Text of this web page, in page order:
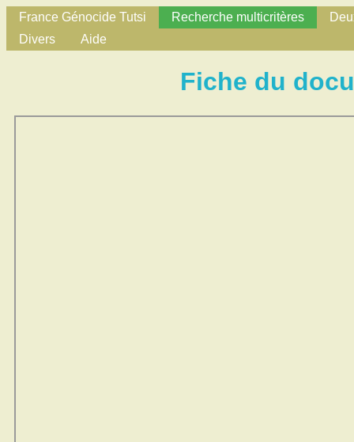
France Génocide Tutsi Recherche multicritères
Divers
Aide
Fiche du